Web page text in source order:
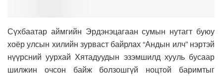
Сүхбаатар аймгийн Эрдэнэцагаан сумын нутагт буюу
хоёр улсын хилийн зурваст байрлах “Андын илч” нэртэй
нүүрсний уурхай Хятадуудын эзэмшилд хууль бусаар
шилжин очсон байж болзошгүй ноцтой баримтыг